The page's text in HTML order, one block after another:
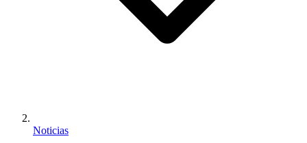
Noticias